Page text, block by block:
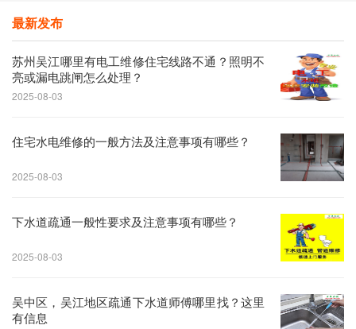
最新发布
苏州吴江哪里有电工维修住宅线路不通？照明不
亮或漏电跳闸怎么处理？
2025-08-03
住宅水电维修的一般方法及注意事项有哪些？
2025-08-03
下水道疏通一般性要求及注意事项有哪些？
2025-08-03
吴中区，吴江地区疏通下水道师傅哪里找？这里
有信息